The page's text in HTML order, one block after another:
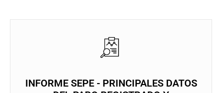
INFORME SEPE - PRINCIPALES DATOS